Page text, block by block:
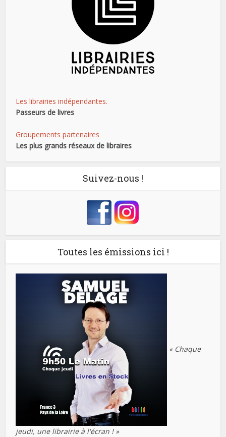
Les librairies indépendantes.
Passeurs de livres
Groupements partenaires
Les plus grands réseaux de libraires
Suivez-nous !
Toutes les émissions ici !
« Chaque
jeudi, une librairie à l'écran ! »